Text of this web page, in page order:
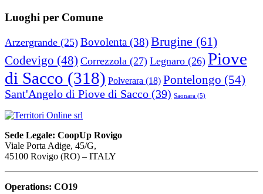
Luoghi per Comune
Arzergrande (25) Bovolenta (38)Brugine (61)
Codevigo (48) Correzzola (27) Legnaro (26) Piove
di Sacco (318) Polverara (18) Pontelongo (54)
Sant'Angelo di Piove di Sacco (39) Saonara (5)
Sede Legale: CoopUp Rovigo
Viale Porta Adige, 45/G,
45100 Rovigo (RO) – ITALY
Operations: CO19